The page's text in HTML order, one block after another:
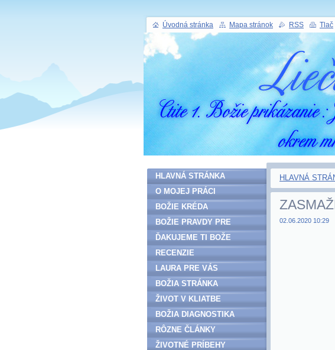
HLAVNÁ
02.06.2020 10:29
HLAVNÁ STRÁNKA
O MOJEJ PRÁCI
BOŽIE KRÉDA
BOŽIE PRAVDY PRE
ĽUDSTVO
ĎAKUJEME TI BOŽE
RECENZIE
LAURA PRE VÁS
BOŽIA STRÁNKA
ŽIVOT V KLIATBE
BOŽIA DIAGNOSTIKA
RÔZNE ČLÁNKY
ŽIVOTNÉ PRÍBEHY
Úvodná stránka Mapa stránok RSS Tlač